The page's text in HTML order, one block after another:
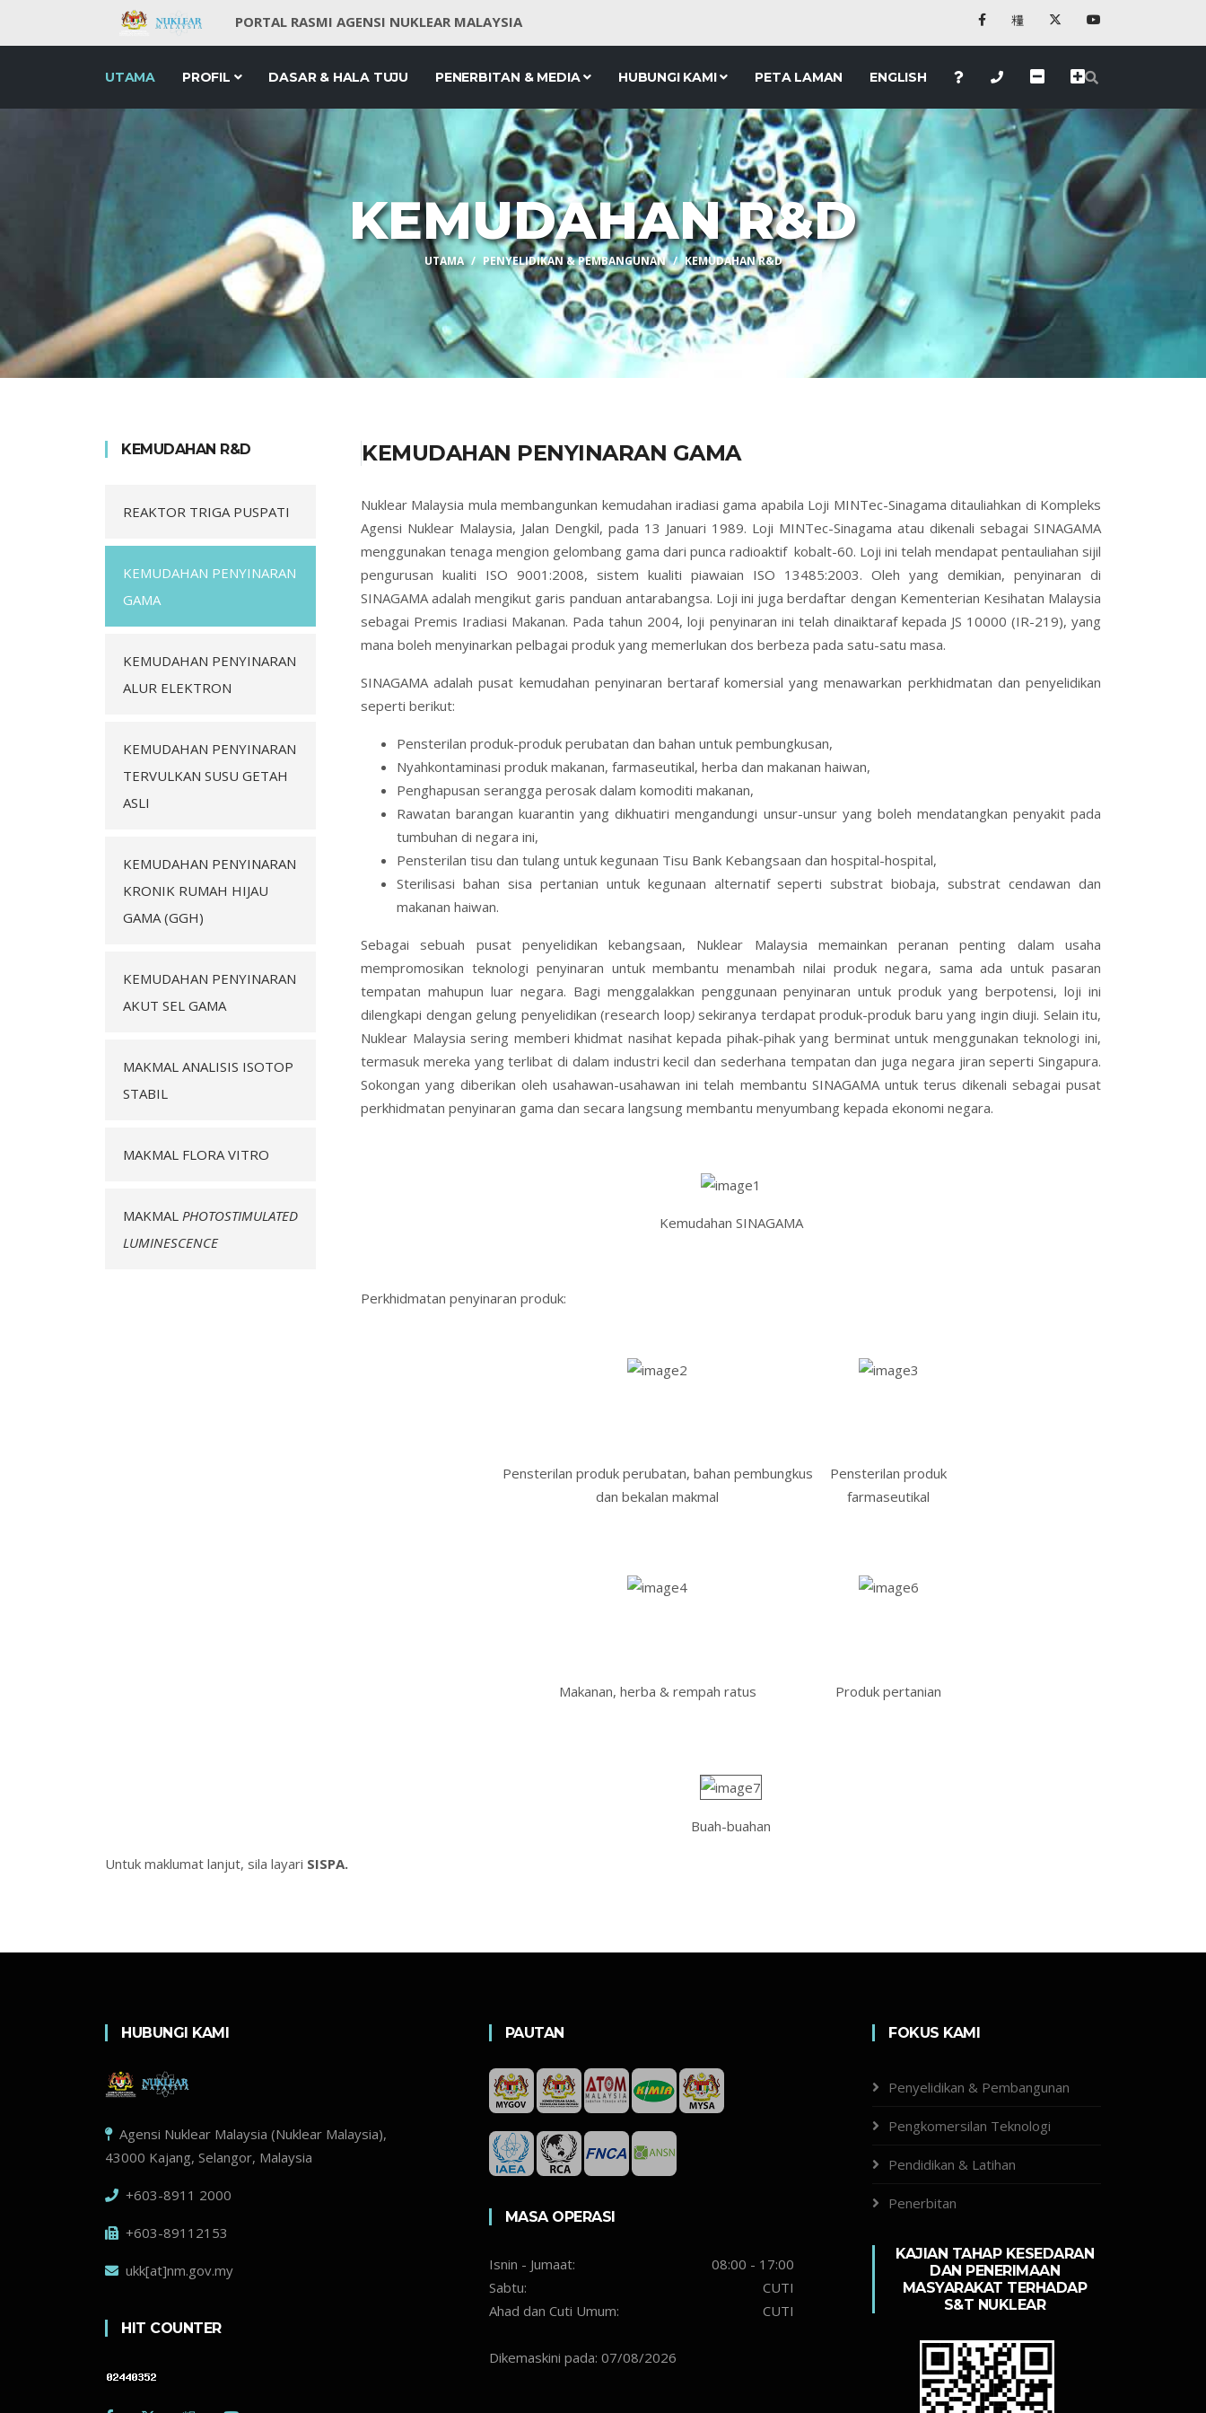
PORTAL RASMI AGENSI NUKLEAR MALAYSIA
UTAMA PROFIL DASAR & HALA TUJU PENERBITAN & MEDIA HUBUNGI KAMI PETA LAMAN ENGLISH
KEMUDAHAN R&D
UTAMA PENYELIDIKAN & PEMBANGUNAN KEMUDAHAN R&D
KEMUDAHAN R&D
REAKTOR TRIGA PUSPATI
KEMUDAHAN PENYINARAN
GAMA
KEMUDAHAN PENYINARAN
ALUR ELEKTRON
KEMUDAHAN PENYINARAN
TERVULKAN SUSU GETAH
ASLI
KEMUDAHAN PENYINARAN
KRONIK RUMAH HIJAU
GAMA (GGH)
KEMUDAHAN PENYINARAN
AKUT SEL GAMA
MAKMAL ANALISIS ISOTOP
STABIL
MAKMAL FLORA VITRO
MAKMAL PHOTOSTIMULATED
LUMINESCENCE
KEMUDAHAN PENYINARAN GAMA
Nuklear Malaysia mula membangunkan kemudahan iradiasi gama apabila Loji MINTec-Sinagama ditauliahkan di Kompleks
Agensi Nuklear Malaysia, Jalan Dengkil, pada 13 Januari 1989. Loji MINTec-Sinagama atau dikenali sebagai SINAGAMA
menggunakan tenaga mengion gelombang gama dari punca radioaktif kobalt-60. Loji ini telah mendapat pentauliahan sijil
pengurusan kualiti ISO 9001:2008, sistem kualiti piawaian ISO 13485:2003. Oleh yang demikian, penyinaran di
SINAGAMA adalah mengikut garis panduan antarabangsa. Loji ini juga berdaftar dengan Kementerian Kesihatan Malaysia
sebagai Premis Iradiasi Makanan. Pada tahun 2004, loji penyinaran ini telah dinaiktaraf kepada JS 10000 (IR-219), yang
mana boleh menyinarkan pelbagai produk yang memerlukan dos berbeza pada satu-satu masa.
SINAGAMA adalah pusat kemudahan penyinaran bertaraf komersial yang menawarkan perkhidmatan dan penyelidikan
seperti berikut:
Pensterilan produk-produk perubatan dan bahan untuk pembungkusan,
Nyahkontaminasi produk makanan, farmaseutikal, herba dan makanan haiwan,
Penghapusan serangga perosak dalam komoditi makanan,
Rawatan barangan kuarantin yang dikhuatiri mengandungi unsur-unsur yang boleh mendatangkan penyakit pada
tumbuhan di negara ini,
Pensterilan tisu dan tulang untuk kegunaan Tisu Bank Kebangsaan dan hospital-hospital,
Sterilisasi bahan sisa pertanian untuk kegunaan alternatif seperti substrat biobaja, substrat cendawan dan
makanan haiwan.
Sebagai sebuah pusat penyelidikan kebangsaan, Nuklear Malaysia memainkan peranan penting dalam usaha
mempromosikan teknologi penyinaran untuk membantu menambah nilai produk negara, sama ada untuk pasaran
tempatan mahupun luar negara. Bagi menggalakkan penggunaan penyinaran untuk produk yang berpotensi, loji ini
dilengkapi dengan gelung penyelidikan (research loop)sekiranya terdapat produk-produk baru yang ingin diuji. Selain itu,
Nuklear Malaysia sering memberi khidmat nasihat kepada pihak-pihak yang berminat untuk menggunakan teknologi ini,
termasuk mereka yang terlibat di dalam industri kecil dan sederhana tempatan dan juga negara jiran seperti Singapura.
Sokongan yang diberikan oleh usahawan-usahawan ini telah membantu SINAGAMA untuk terus dikenali sebagai pusat
perkhidmatan penyinaran gama dan secara langsung membantu menyumbang kepada ekonomi negara.
Kemudahan SINAGAMA
Perkhidmatan penyinaran produk:
Pensterilan produk perubatan, bahan pembungkus
dan bekalan makmal
Pensterilan produk
farmaseutikal
Makanan, herba & rempah ratus Produk pertanian
Buah-buahan
Untuk maklumat lanjut, sila layari SISPA.
HUBUNGI KAMI
Agensi Nuklear Malaysia (Nuklear Malaysia),
43000 Kajang, Selangor, Malaysia
+603-8911 2000
+603-89112153
ukk[at]nm.gov.my
HIT COUNTER
PAUTAN
MASA OPERASI
Isnin - Jumaat:
08:00 - 17:00
Sabtu:
CUTI
Ahad dan Cuti Umum:
CUTI
Dikemaskini pada: 07/08/2026
FOKUS KAMI
Penyelidikan & Pembangunan
Pengkomersilan Teknologi
Pendidikan & Latihan
Penerbitan
KAJIAN TAHAP KESEDARAN
DAN PENERIMAAN
MASYARAKAT TERHADAP
S&T NUKLEAR